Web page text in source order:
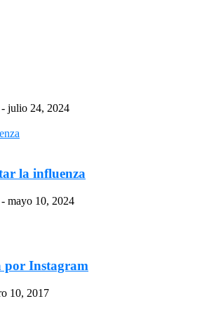
- julio 24, 2024
la influenza
- mayo 10, 2024
por Instagram
10, 2017